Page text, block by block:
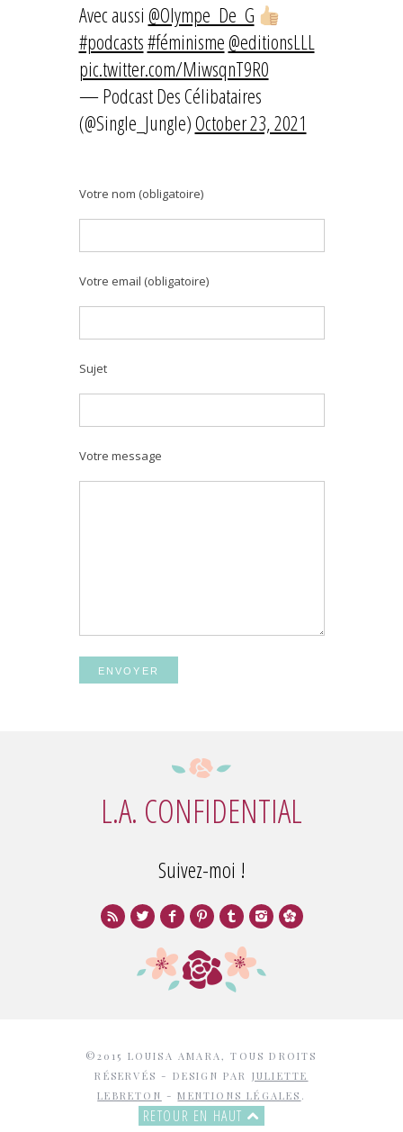
Avec aussi @Olympe_De_G
#podcasts#féminisme@editionsLLL
pic.twitter.com/MiwsqnT9R0
— Podcast Des Célibataires
(@Single_Jungle)October 23, 2021
Votre nom (obligatoire)
Votre email (obligatoire)
Sujet
Votre message
L.A. CONFIDENTIAL
Suivez-moi !
©2015 LOUISA AMARA, TOUS DROITS
RÉSERVÉS - DESIGN PAR JULIETTE
LEBRETON -MENTIONS LÉGALES .
RETOUR EN HAUT